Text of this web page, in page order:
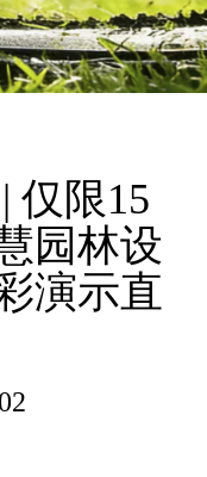
仅限15
园林设
演示直